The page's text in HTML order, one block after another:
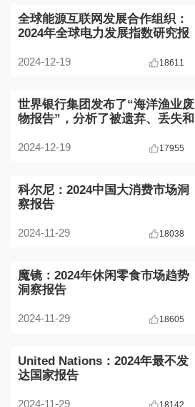
全球能源互联网发展合作组织：
2024年全球电力发展指数研究报
2024-12-19 18611
世界银行集团发布了“海洋渔业废
物报告”，分析了被遗弃、丢失和
2024-12-19 17955
科尔尼：2024中国大消费市场洞
察报告
2024-11-29 18038
魔镜：2024年休闲零食市场趋势
洞察报告
2024-11-29 18605
United Nations：2024年最不发
达国家报告
2024-11-29 18142